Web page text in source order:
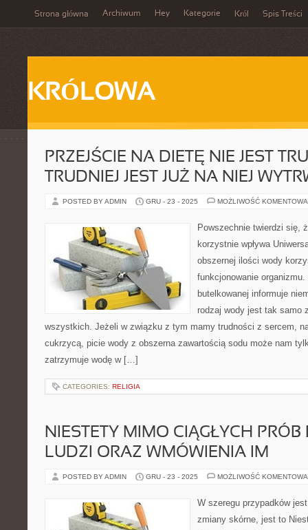
Strona główna Archiwum Hey Kategorie Król Spis Treści
KRÓLOWA
PRZEJŚCIE NA DIETĘ NIE JEST
TRUDNIEJ JEST JUŻ NA NIEJ
POSTED BY ADMIN GRU - 23 - 2025 MOŻLIWOŚĆ
Powszechnie twierdzi się,
korzystnie wpływa
obszernej ilości wody
funkcjonowanie
butelkowanej informuje
rodzaj wody jest tak samo
wszystkich. Jeżeli w związku z tym mamy trudności z sercem,
cukrzycą, picie wody z obszerna zawartością sodu może nam
zatrzymuje wodę w […]
CATEGORIES: RELIGIA
NIESTETY MIMO CIĄGŁYCH
LUDZI ORAZ WMÓWIENIA IM
POSTED BY ADMIN GRU - 23 - 2025 MOŻLIWOŚĆ
W szeregu przypadków
zmiany skórne, jest to